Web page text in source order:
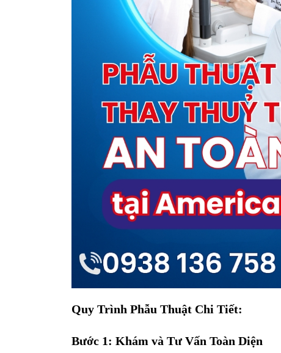
Quy Trình Phẫu Thuật Chi Tiết:
Bước 1: Khám và Tư Vấn Toàn Diện